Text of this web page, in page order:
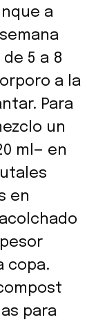
a
5 a 8
a la
Para
un
ml— en
en
copa.
para